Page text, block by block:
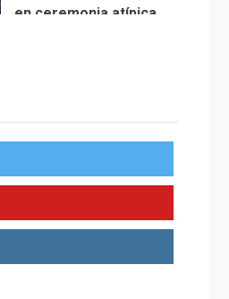
Gobierno y AN2015 en
diálogo